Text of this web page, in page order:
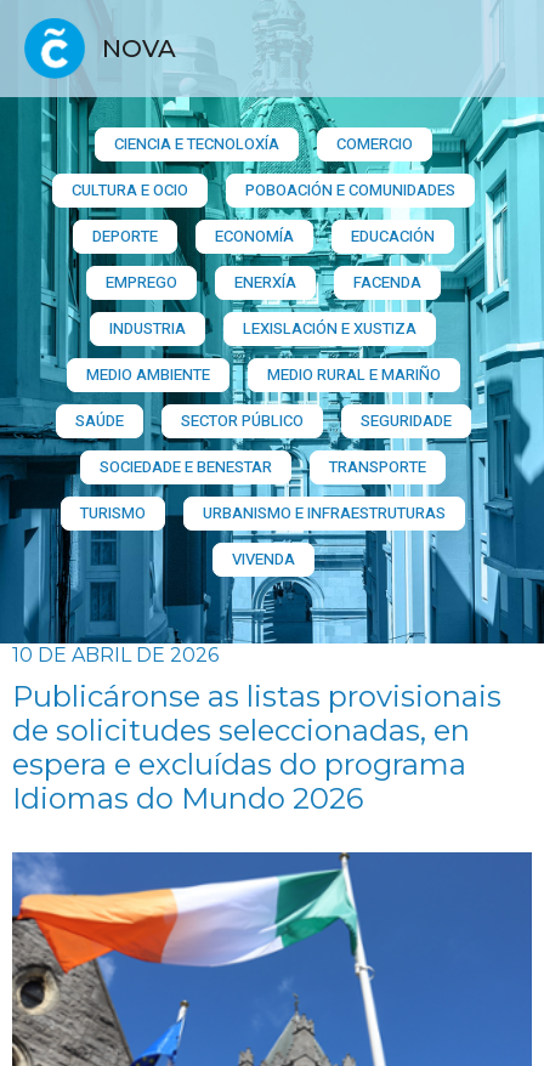
NOVA
CIENCIA E TECNOLOXÍA
COMERCIO
CULTURA E OCIO
POBOACIÓN E COMUNIDADES
DEPORTE
ECONOMÍA
EDUCACIÓN
EMPREGO
ENERXÍA
FACENDA
INDUSTRIA
LEXISLACIÓN E XUSTIZA
MEDIO AMBIENTE
MEDIO RURAL E MARIÑO
SAÚDE
SECTOR PÚBLICO
SEGURIDADE
SOCIEDADE E BENESTAR
TRANSPORTE
TURISMO
URBANISMO E INFRAESTRUTURAS
VIVENDA
10 DE ABRIL DE 2026
Publicáronse as listas provisionais
de solicitudes seleccionadas, en
espera e excluídas do programa
Idiomas do Mundo 2026